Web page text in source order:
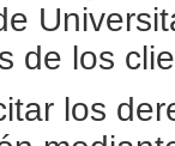
de los
los